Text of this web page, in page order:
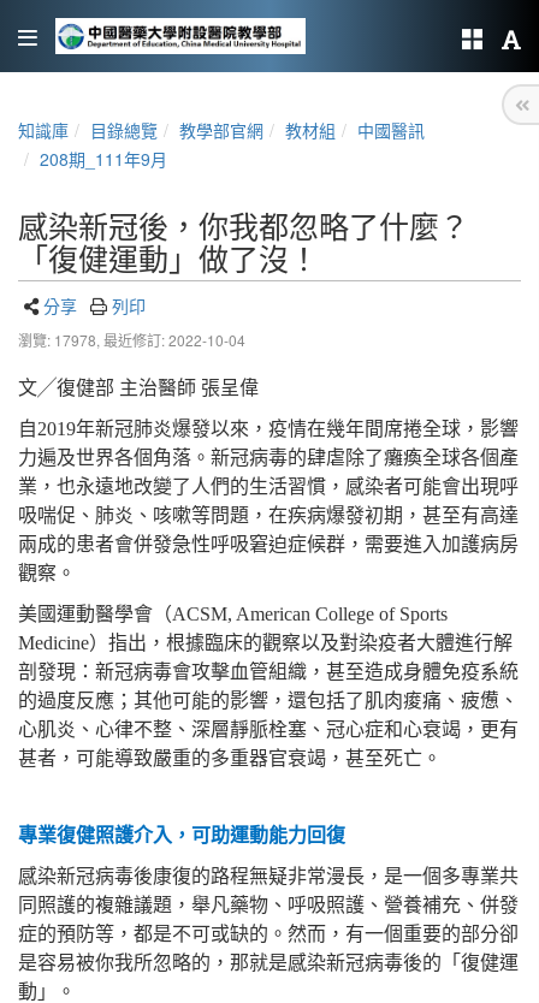
知識庫 目錄總覽 教學部官網 教材組
中國醫訊
208期_111年9月
感染新冠後，你我都忽略了什麼？
「復健運動」做了沒！
分享 列印
瀏覽: 17978, 最近修訂: 2022-10-04
文╱復健部 主治醫師 張呈偉
自2019年新冠肺炎爆發以來，疫情在幾年間席捲全球，影響
力遍及世界各個角落。新冠病毒的肆虐除了癱瘓全球各個產
業，也永遠地改變了人們的生活習慣，感染者可能會出現呼
吸喘促、肺炎、咳嗽等問題，在疾病爆發初期，甚至有高達
兩成的患者會併發急性呼吸窘迫症候群，需要進入加護病房
觀察。
美國運動醫學會（ACSM, American College of Sports
Medicine）指出，根據臨床的觀察以及對染疫者大體進行解
剖發現：新冠病毒會攻擊血管組織，甚至造成身體免疫系統
的過度反應；其他可能的影響，還包括了肌肉痠痛、疲憊、
心肌炎、心律不整、深層靜脈栓塞、冠心症和心衰竭，更有
甚者，可能導致嚴重的多重器官衰竭，甚至死亡。
專業復健照護介入，可助運動能力回復
感染新冠病毒後康復的路程無疑非常漫長，是一個多專業共
同照護的複雜議題，舉凡藥物、呼吸照護、營養補充、併發
症的預防等，都是不可或缺的。然而，有一個重要的部分卻
是容易被你我所忽略的，那就是感染新冠病毒後的「復健運
動」。